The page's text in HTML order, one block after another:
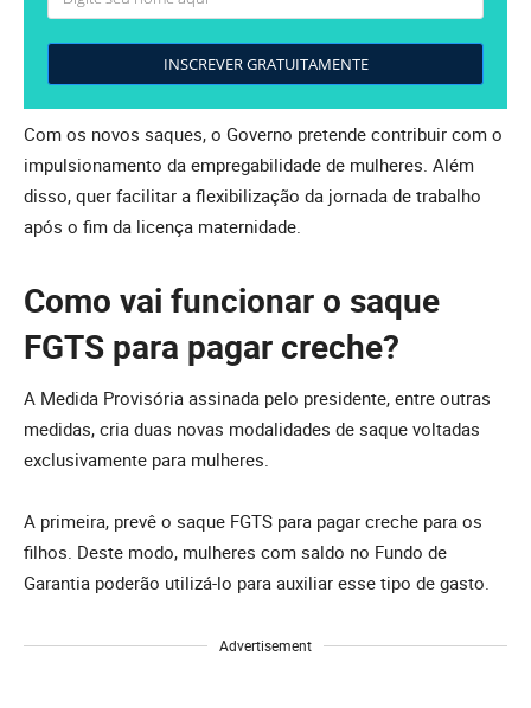
INSCREVER GRATUITAMENTE
Com os novos saques, o Governo pretende contribuir com o
impulsionamento da empregabilidade de mulheres. Além
disso, quer facilitar a flexibilização da jornada de trabalho
após o fim da licença maternidade.
Como vai funcionar o saque
FGTS para pagar creche?
A Medida Provisória assinada pelo presidente, entre outras
medidas, cria duas novas modalidades de saque voltadas
exclusivamente para mulheres.
A primeira, prevê o saque FGTS para pagar creche para os
filhos. Deste modo, mulheres com saldo no Fundo de
Garantia poderão utilizá-lo para auxiliar esse tipo de gasto.
Advertisement